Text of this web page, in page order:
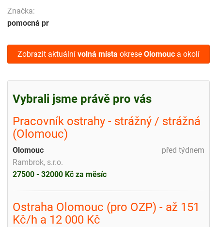
Značka:
pomocná pr
Zobrazit aktuální volná místa okrese Olomouc a okolí
Vybrali jsme právě pro vás
Pracovník ostrahy - strážný / strážná
(Olomouc)
před týdnem
Olomouc
Rambrok, s.r.o.
27500 - 32000 Kč za měsíc
Ostraha Olomouc (pro OZP) - až 151
Kč/h a 12 000 Kč